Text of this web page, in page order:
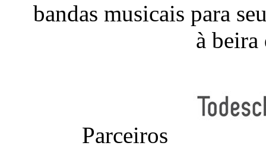
bandas musicais para
à
Parceiros